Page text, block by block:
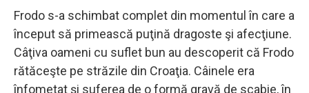
Frodo s-a schimbat complet din momentul în care a
început să primească puţină dragoste şi afecţiune.
Câţiva oameni cu suflet bun au descoperit că Frodo
rătăceşte pe străzile din Croaţia. Câinele era
înfometat şi suferea de o formă gravă de scabie, în